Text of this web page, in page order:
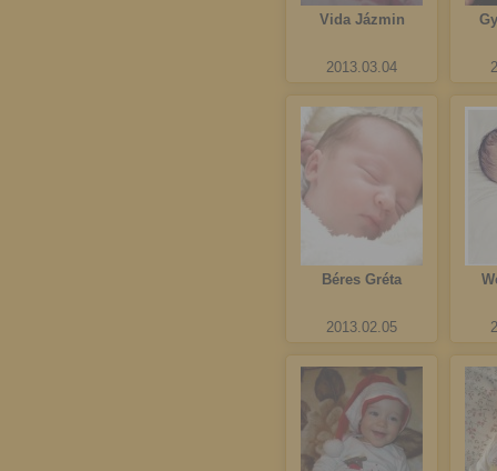
Vida Jázmin
2013.03.04
Béres Gréta
2013.02.05